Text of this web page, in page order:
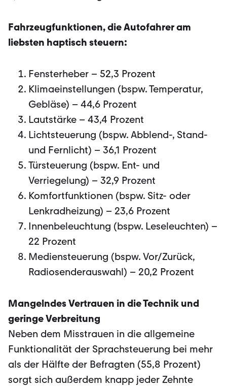
Fahrzeugfunktionen, die Autofahrer am
liebsten haptisch steuern:
Fensterheber – 52,3 Prozent
Klimaeinstellungen (bspw. Temperatur,
Gebläse) – 44,6 Prozent
Lautstärke – 43,4 Prozent
Lichtsteuerung (bspw. Abblend-, Stand-
und Fernlicht) – 36,1 Prozent
Türsteuerung (bspw. Ent- und
Verriegelung) – 32,9 Prozent
Komfortfunktionen (bspw. Sitz- oder
Lenkradheizung) – 23,6 Prozent
Innenbeleuchtung (bspw. Leseleuchten) –
22 Prozent
Mediensteuerung (bspw. Vor/Zurück,
Radiosenderauswahl) – 20,2 Prozent
Mangelndes Vertrauen in die Technik und
geringe Verbreitung
Neben dem Misstrauen in die allgemeine
Funktionalität der Sprachsteuerung bei mehr
als der Hälfte der Befragten (55,8 Prozent)
sorgt sich außerdem knapp jeder Zehnte